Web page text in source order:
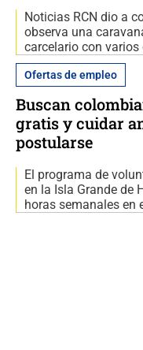
Noticias RCN dio a
observa una
carcelario con varios
Ofertas de empleo
Buscan
gratis y cuidar
postularse
El programa de
en la Isla Grande de
horas semanales en